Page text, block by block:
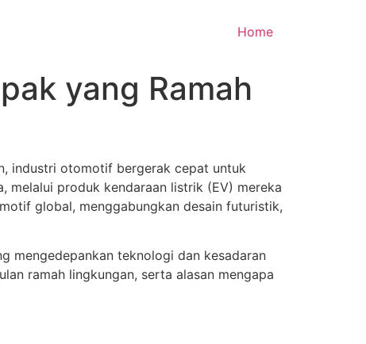
Home
yang Ramah
industri otomotif bergerak cepat untuk
melalui produk kendaraan listrik (EV) mereka
global, menggabungkan desain futuristik,
mengedepankan teknologi dan kesadaran
ramah lingkungan, serta alasan mengapa